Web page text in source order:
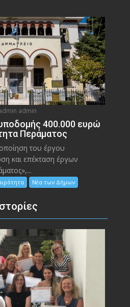
admin
400.000 ευρώ
Περάματος
του έργου
και επέκταση έργων
Νέα των Δήμων